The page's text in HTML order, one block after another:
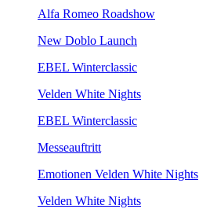
Alfa Romeo Roadshow
New Doblo Launch
EBEL Winterclassic
Velden White Nights
EBEL Winterclassic
Messeauftritt
Emotionen Velden White Nights
Velden White Nights